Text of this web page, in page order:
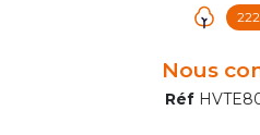
Nous
Réf